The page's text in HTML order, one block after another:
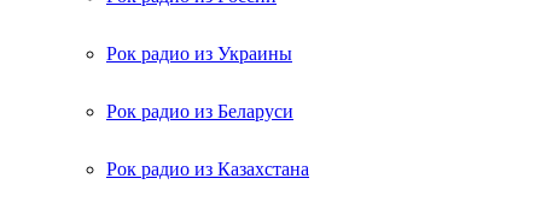
Рок радио из Украины
Рок радио из Беларуси
Рок радио из Казахстана